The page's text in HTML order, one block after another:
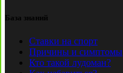
База знаний
Ставки на спорт
Причины и симптомы
Кто такой лудоман?